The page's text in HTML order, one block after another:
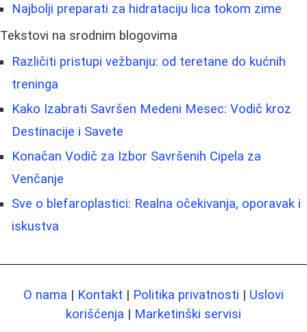
Najbolji preparati za hidrataciju lica tokom zime
Tekstovi na srodnim blogovima
Različiti pristupi vežbanju: od teretane do kućnih
treninga
Kako Izabrati Savršen Medeni Mesec: Vodič kroz
Destinacije i Savete
Konačan Vodič za Izbor Savršenih Cipela za
Venčanje
Sve o blefaroplastici: Realna očekivanja, oporavak i
iskustva
O nama | Kontakt | Politika privatnosti | Uslovi
korišćenja | Marketinški servisi